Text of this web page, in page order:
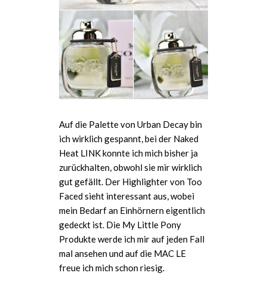
Auf die Palette von Urban Decay bin
ich wirklich gespannt, bei der Naked
Heat LINK konnte ich mich bisher ja
zurückhalten, obwohl sie mir wirklich
gut gefällt. Der Highlighter von Too
Faced sieht interessant aus, wobei
mein Bedarf an Einhörnern eigentlich
gedeckt ist. Die My Little Pony
Produkte werde ich mir auf jeden Fall
mal ansehen und auf die MAC LE
freue ich mich schon riesig.